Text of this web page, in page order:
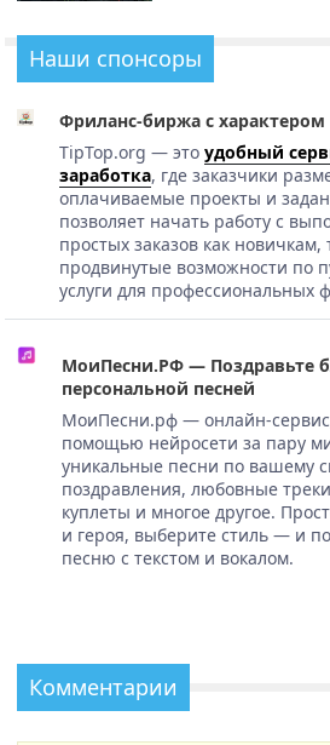
Наши спонсоры
Фриланс-биржа с характером
TipTop.org — это удобный
заработка, где заказчики
оплачиваемые проекты и
позволяет начать работу с
простых заказов как новичкам,
продвинутые возможности по
услуги для профессиональных
МоиПесни.РФ — Поздравьте
персональной песней
МоиПесни.рф — онлайн-
помощью нейросети за пару
уникальные песни по вашему
поздравления, любовные
куплеты и многое другое.
и героя, выберите стиль — и
песню с текстом и вокалом.
Комментарии